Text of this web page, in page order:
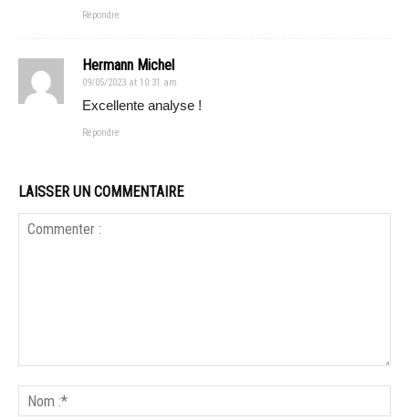
Répondre
Hermann Michel
09/05/2023 at 10:31 am
Excellente analyse !
Répondre
LAISSER UN COMMENTAIRE